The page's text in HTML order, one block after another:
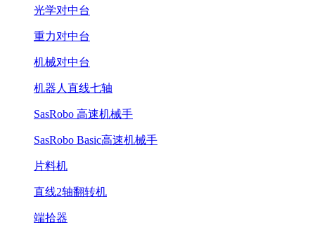
光学对中台
重力对中台
机械对中台
机器人直线七轴
SasRobo 高速机械手
SasRobo Basic高速机械手
片料机
直线2轴翻转机
端拾器